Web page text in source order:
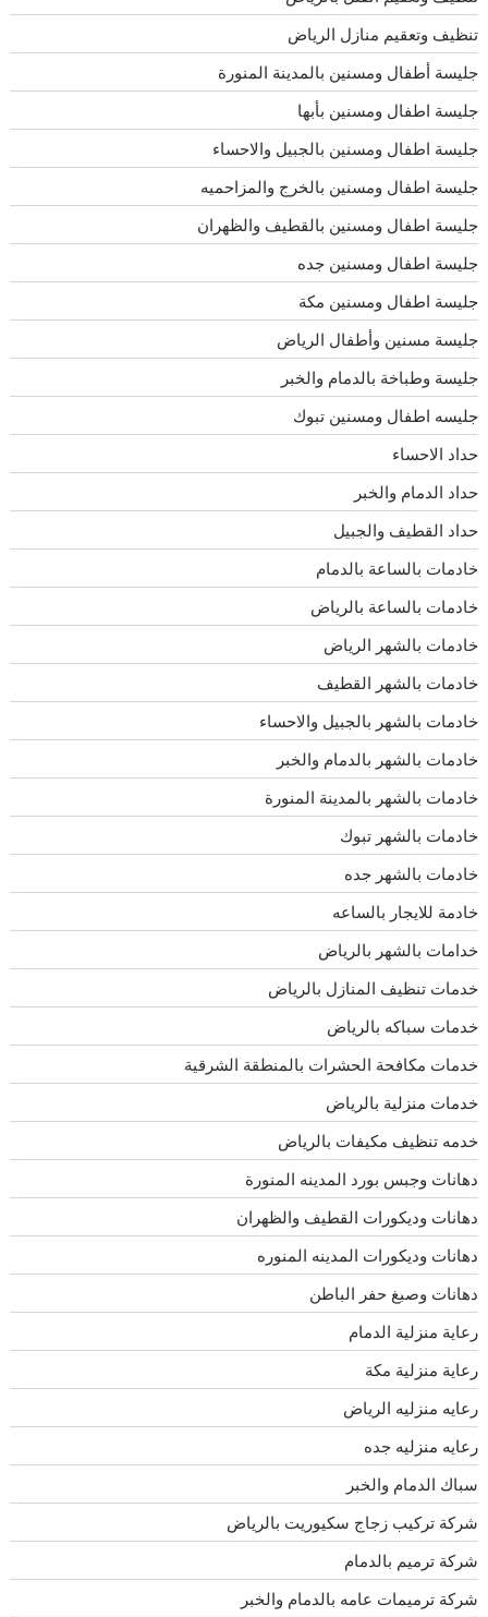
تنظيف وتعقيم منازل الرياض
جليسة أطفال ومسنين بالمدينة المنورة
جليسة اطفال ومسنين بأبها
جليسة اطفال ومسنين بالجبيل والاحساء
جليسة اطفال ومسنين بالخرج والمزاحميه
جليسة اطفال ومسنين بالقطيف والظهران
جليسة اطفال ومسنين جده
جليسة اطفال ومسنين مكة
جليسة مسنين وأطفال الرياض
جليسة وطباخة بالدمام والخبر
جليسه اطفال ومسنين تبوك
حداد الاحساء
حداد الدمام والخبر
حداد القطيف والجبيل
خادمات بالساعة بالدمام
خادمات بالساعة بالرياض
خادمات بالشهر الرياض
خادمات بالشهر القطيف
خادمات بالشهر بالجبيل والاحساء
خادمات بالشهر بالدمام والخبر
خادمات بالشهر بالمدينة المنورة
خادمات بالشهر تبوك
خادمات بالشهر جده
خادمة للايجار بالساعه
خدامات بالشهر بالرياض
خدمات تنظيف المنازل بالرياض
خدمات سباكه بالرياض
خدمات مكافحة الحشرات بالمنطقة الشرقية
خدمات منزلية بالرياض
خدمه تنظيف مكيفات بالرياض
دهانات وجبس بورد المدينه المنورة
دهانات وديكورات القطيف والظهران
دهانات وديكورات المدينه المنوره
دهانات وصبغ حفر الباطن
رعاية منزلية الدمام
رعاية منزلية مكة
رعايه منزليه الرياض
رعايه منزليه جده
سباك الدمام والخبر
شركة تركيب زجاج سكيوريت بالرياض
شركة ترميم بالدمام
شركة ترميمات عامه بالدمام والخبر